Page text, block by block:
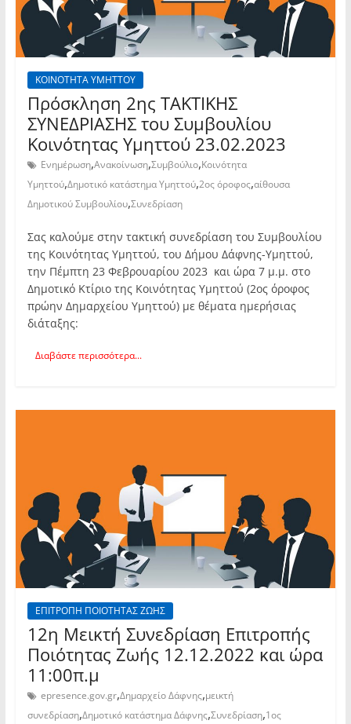
ΚΟΙΝΟΤΗΤΑ ΥΜΗΤΤΟΥ
Πρόσκληση 2ης TAKTIKHΣ
ΣΥΝΕΔΡΙΑΣΗΣ του Συμβουλίου
Κοινότητας Υμηττού 23.02.2023
Ενημέρωση,Ανακοίνωση,Συμβούλιο,Κοινότητα
Υμηττού,Δημοτικό κατάστημα Υμηττού,2ος όροφος,αίθουσα
Δημοτικού Συμβουλίου,Συνεδρίαση
Σας καλούμε στην τακτική συνεδρίαση του Συμβουλίου
της Κοινότητας Υμηττού, του Δήμου Δάφνης-Υμηττού,
την Πέμπτη 23 Φεβρουαρίου 2023 και ώρα 7 μ.μ. στο
Δημοτικό Κτίριο της Κοινότητας Υμηττού (2ος όροφος
πρώην Δημαρχείου Υμηττού) με θέματα ημερήσιας
διάταξης:
Διαβάστε περισσότερα...
ΕΠΙΤΡΟΠΗ ΠΟΙΟΤΗΤΑΣ ΖΩΗΣ
12η Μεικτή Συνεδρίαση Επιτροπής
Ποιότητας Ζωής 12.12.2022 και ώρα
11:00π.μ
epresence.gov.gr,Δημαρχείο Δάφνης,μεικτή
συνεδρίαση,Δημοτικό κατάστημα Δάφνης,Συνεδρίαση,1ος